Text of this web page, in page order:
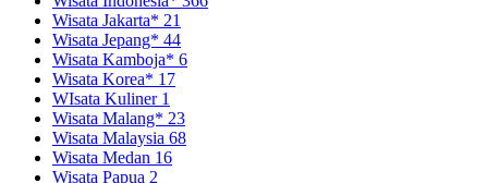
Wisata Jakarta* 21
Wisata Jepang* 44
Wisata Kamboja* 6
Wisata Korea* 17
WIsata Kuliner 1
Wisata Malang* 23
Wisata Malaysia 68
Wisata Medan 16
Wisata Papua 2